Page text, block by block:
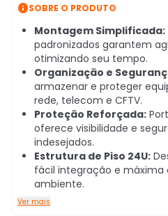
SOBRE O PRODUTO
Montagem Simplificada:
padronizados garantem
otimizando seu tempo.
Organização e
armazenar e proteger
rede, telecom e CFTV.
Proteção Reforçada:
oferece visibilidade e
indesejados.
Estrutura de Piso 24U:
fácil integração e máxima
ambiente.
Ver mais